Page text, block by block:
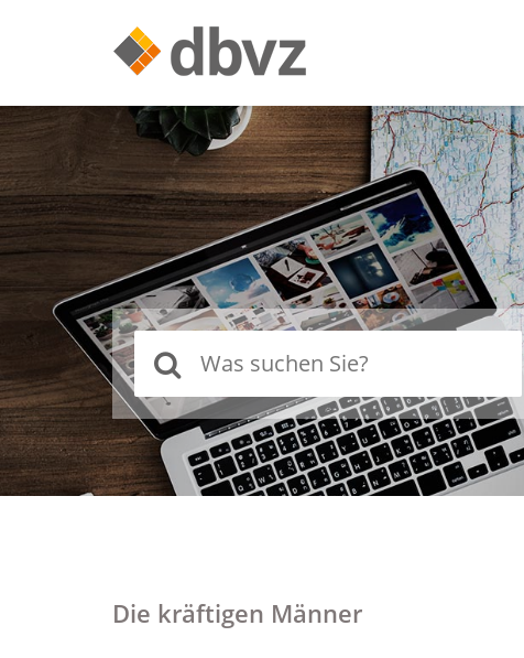
Die kräftigen Männer